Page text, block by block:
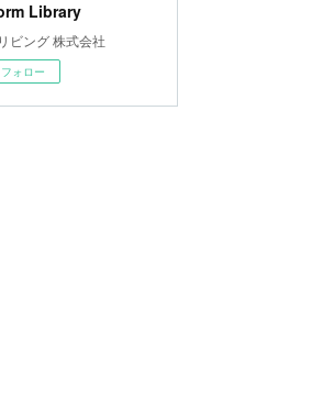
Library
ビング 株式会社
フォロー